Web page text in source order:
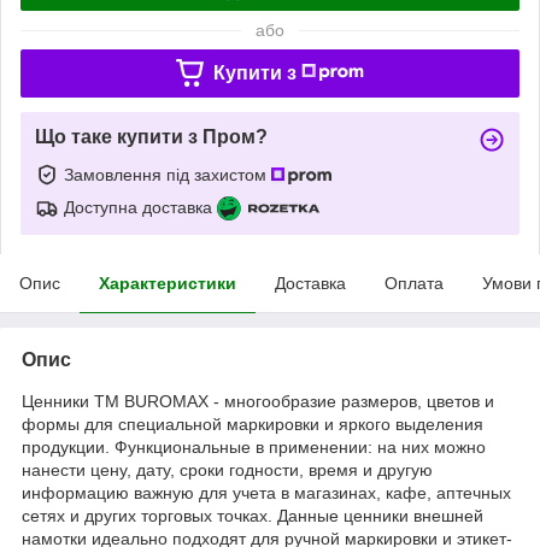
або
Купити з
Що таке купити з Пром?
Замовлення під захистом
Доступна доставка
Опис Характеристики Доставка Оплата Умови
Опис
Ценники ТМ BUROMAX - многообразие размеров, цветов и
формы для специальной маркировки и яркого выделения
продукции. Функциональные в применении: на них можно
нанести цену, дату, сроки годности, время и другую
информацию важную для учета в магазинах, кафе, аптечных
сетях и других торговых точках. Данные ценники внешней
намотки идеально подходят для ручной маркировки и этикет-